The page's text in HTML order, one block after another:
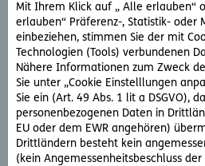
Mit Ihrem Klick auf „ Alle erlauben“
erlauben“ Präferenz-, Statistik- oder
einbeziehen, stimmen Sie der mit
Technologien (Tools) verbundenen
Nähere Informationen zum Zweck
Sie unter „Cookie Einstelllungen
Sie ein (Art. 49 Abs. 1 lit a DSGVO),
personenbezogenen Daten in
EU oder dem EWR angehören)
Drittländern besteht kein
(kein Angemessenheitsbeschluss
Sie haben ein rechtliche Frage?
beantworten diese
Rechtsfrage